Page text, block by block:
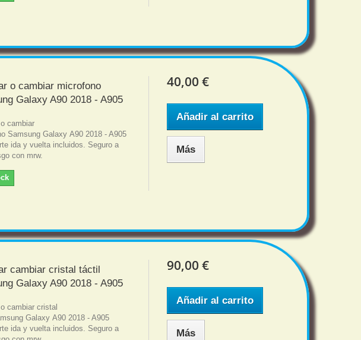
o cambiar microfono
Galaxy A90 2018 - A905
cambiar
Samsung Galaxy A90 2018 - A905
ida y vuelta incluidos. Seguro a
con mrw.
40,00 €
Añadir al carrito
Más
cambiar cristal táctil
Galaxy A90 2018 - A905
cambiar cristal
Galaxy A90 2018 - A905
ida y vuelta incluidos. Seguro a
90,00 €
Añadir al carrito
Más